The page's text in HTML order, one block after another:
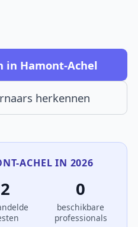
in Hamont-Achel
herkennen
ACHEL IN 2026
2 0
beschikbare
professionals